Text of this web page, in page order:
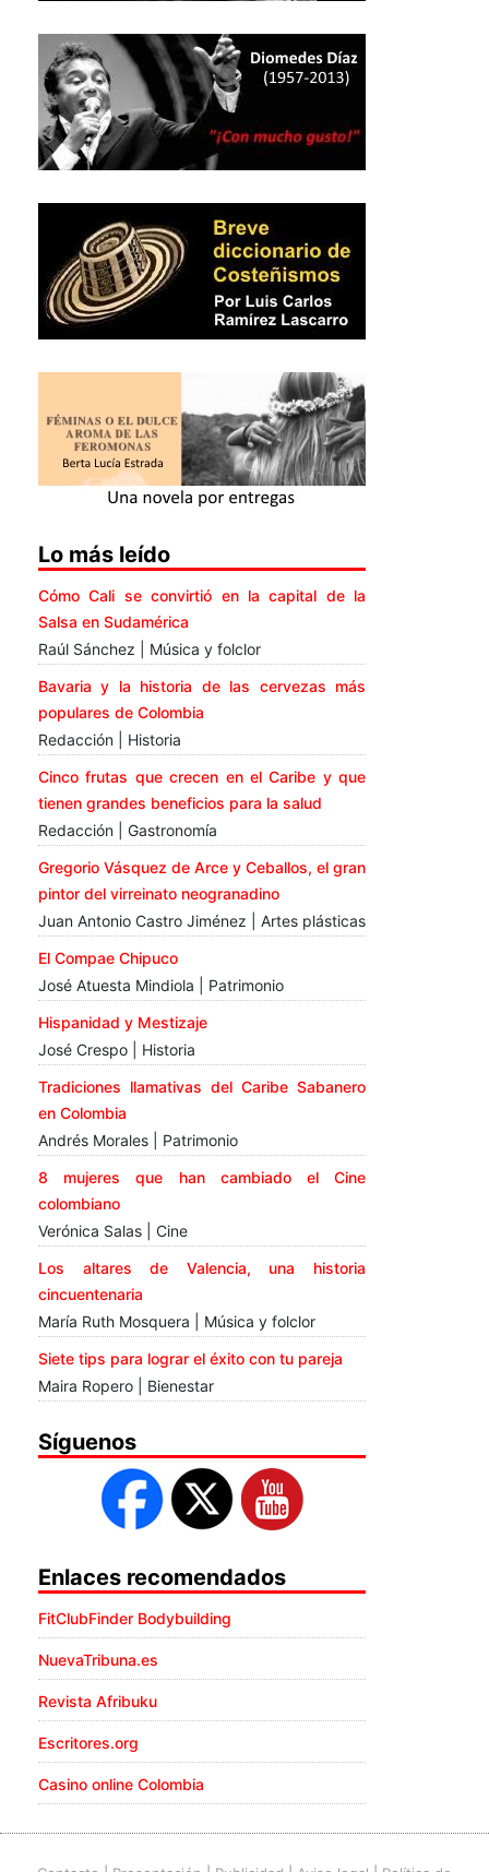
Lo más leído
Cómo Cali se convirtió en la capital de la
Salsa en Sudamérica
Raúl Sánchez | Música y folclor
Bavaria y la historia de las cervezas más
populares de Colombia
Redacción | Historia
Cinco frutas que crecen en el Caribe y que
tienen grandes beneficios para la salud
Redacción | Gastronomía
Gregorio Vásquez de Arce y Ceballos, el gran
pintor del virreinato neogranadino
Juan Antonio Castro Jiménez | Artes plásticas
El Compae Chipuco
José Atuesta Mindiola | Patrimonio
Hispanidad y Mestizaje
José Crespo | Historia
Tradiciones llamativas del Caribe Sabanero
en Colombia
Andrés Morales | Patrimonio
8 mujeres que han cambiado el Cine
colombiano
Verónica Salas | Cine
Los altares de Valencia, una historia
cincuentenaria
María Ruth Mosquera | Música y folclor
Siete tips para lograr el éxito con tu pareja
Maira Ropero | Bienestar
Síguenos
Enlaces recomendados
FitClubFinder Bodybuilding
NuevaTribuna.es
Revista Afribuku
Escritores.org
Casino online Colombia